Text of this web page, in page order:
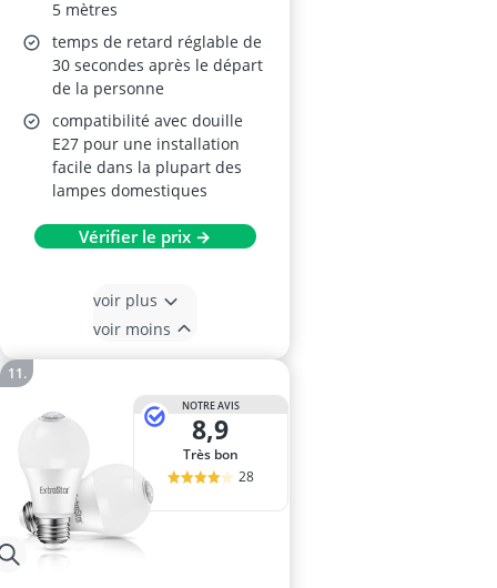
5 mètres
temps de retard réglable de
30 secondes après le départ
de la personne
compatibilité avec douille
E27 pour une installation
facile dans la plupart des
lampes domestiques
Vérifier le prix →
voir plus
voir moins
NOTRE AVIS
8,9
Très bon
28